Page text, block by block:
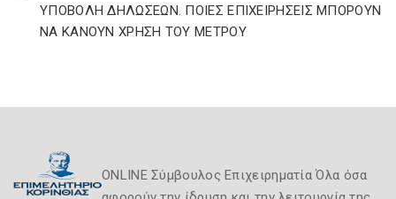
ΥΠΟΒΟΛΗ ΔΗΛΩΣΕΩΝ. ΠΟΙΕΣ ΕΠΙΧΕΙΡΗΣΕΙΣ ΜΠΟΡΟΥΝ
ΝΑ ΚΑΝΟΥΝ ΧΡΗΣΗ ΤΟΥ ΜΕΤΡΟΥ
ONLINE Σύμβουλος Επιχειρηματία Όλα όσα